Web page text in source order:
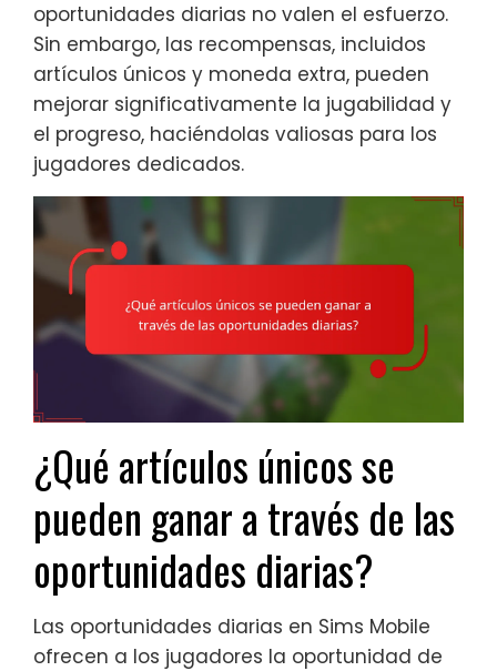
oportunidades diarias no valen el esfuerzo.
Sin embargo, las recompensas, incluidos
artículos únicos y moneda extra, pueden
mejorar significativamente la jugabilidad y
el progreso, haciéndolas valiosas para los
jugadores dedicados.
¿Qué artículos únicos se
pueden ganar a través de las
oportunidades diarias?
Las oportunidades diarias en Sims Mobile
ofrecen a los jugadores la oportunidad de